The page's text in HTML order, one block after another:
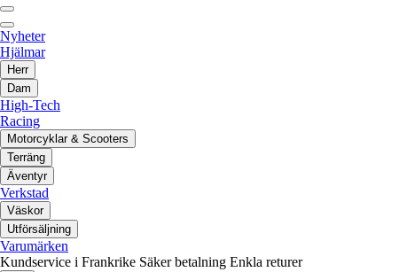
Nyheter
Hjälmar
Herr
Dam
High-Tech
Racing
Motorcyklar & Scooters
Terräng
Äventyr
Verkstad
Väskor
Utförsäljning
Varumärken
Kundservice i Frankrike Säker betalning Enkla returer